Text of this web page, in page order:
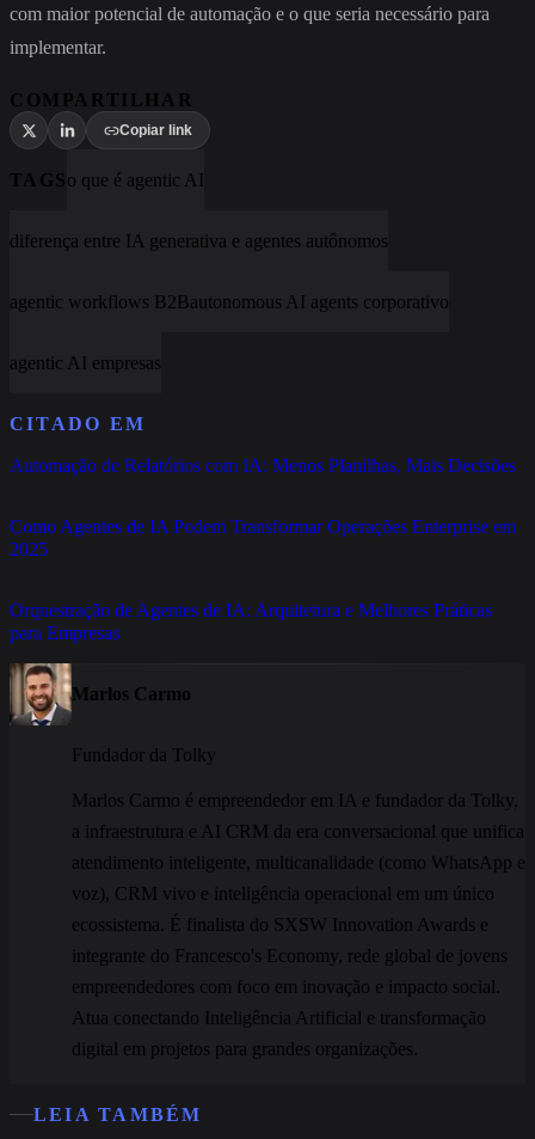
com maior potencial de automação e o que seria necessário para
implementar.
COMPARTILHAR
Copiar link
TAGSo que é agentic AI
diferença entre IA generativa e agentes autônomos
agentic workflows B2Bautonomous AI agents corporativo
agentic AI empresas
CITADO EM
Automação de Relatórios com IA: Menos Planilhas, Mais Decisões
Como Agentes de IA Podem Transformar Operações Enterprise em
2025
Orquestração de Agentes de IA: Arquitetura e Melhores Práticas
para Empresas
Marlos Carmo
Fundador da Tolky
Marlos Carmo é empreendedor em IA e fundador da Tolky,
a infraestrutura e AI CRM da era conversacional que unifica
atendimento inteligente, multicanalidade (como WhatsApp e
voz), CRM vivo e inteligência operacional em um único
ecossistema. É finalista do SXSW Innovation Awards e
integrante do Francesco's Economy, rede global de jovens
empreendedores com foco em inovação e impacto social.
Atua conectando Inteligência Artificial e transformação
digital em projetos para grandes organizações.
LEIA TAMBÉM